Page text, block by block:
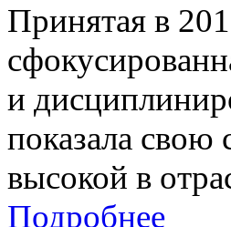
Принятая в
и
показала свою
высокой в
Подробнее